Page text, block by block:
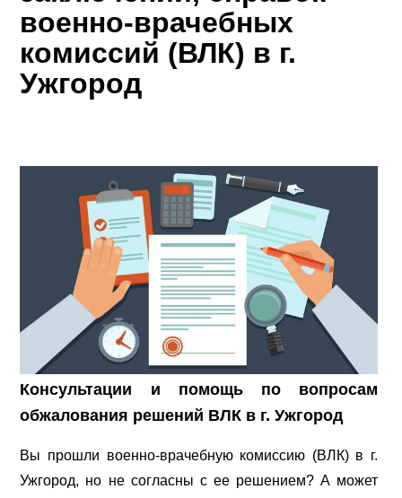
военно-врачебных
комиссий (ВЛК) в г.
Ужгород
Консультации и помощь по вопросам
обжалования решений ВЛК в г. Ужгород
Вы прошли военно-врачебную комиссию (ВЛК) в г.
Ужгород, но не согласны с ее решением? А может